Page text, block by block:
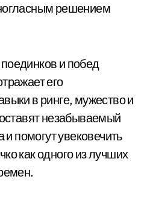
решением
и побед
его
в ринге, мужество и
незабываемый
и помогут увековечить
как одного из лучших